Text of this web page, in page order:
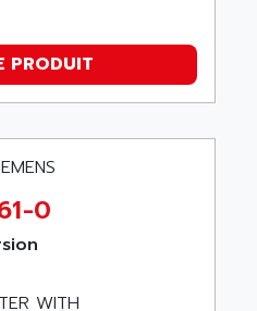
PRODUIT
0
WITH